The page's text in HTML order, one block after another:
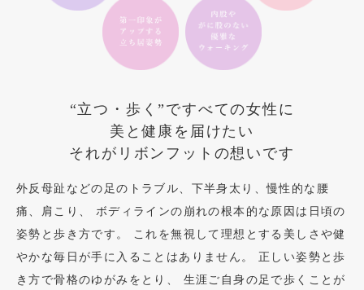
“立つ・歩く”ですべての女性に
美と健康を届けたい
それがリボンフットの想いです
外反母趾などの足のトラブル、下半身太り、慢性的な腰
痛、肩こり、
ボディラインの崩れの根本的な原因は日頃の
姿勢と歩き方です。
これを無視して理想とする美しさや健
やかな毎日が手に入ることはありません。
正しい姿勢と歩
き方で骨格のゆがみをとり、
生涯ご自身の足で歩くことが